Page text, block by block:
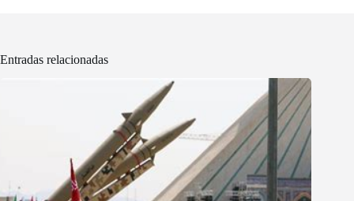
Entradas relacionadas